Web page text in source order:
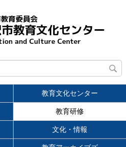
教育文化センター
教育研修
文化・情報